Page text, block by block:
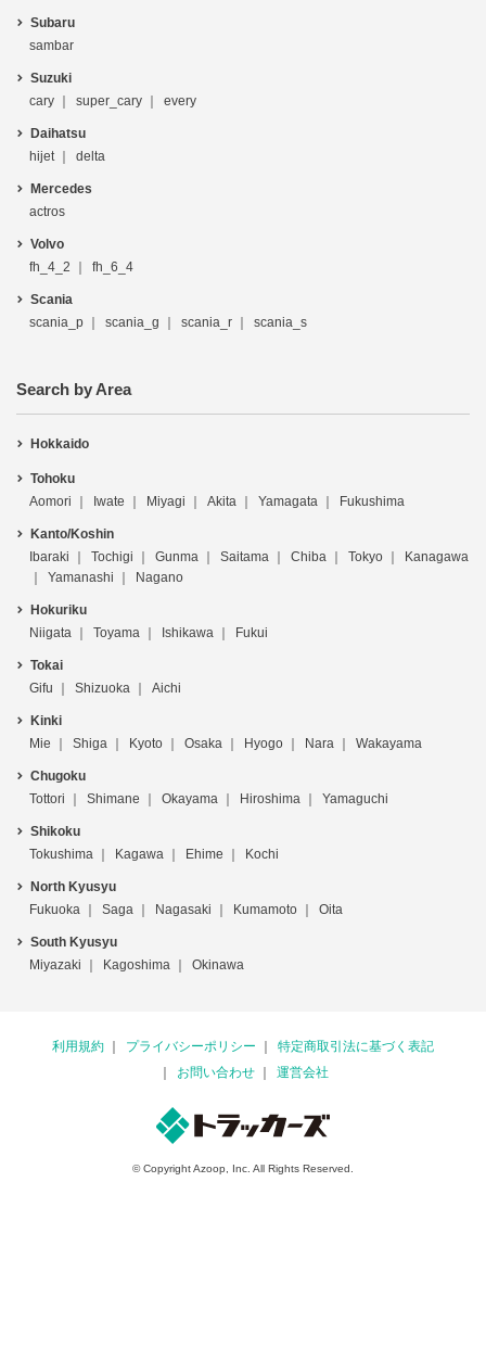
Subaru
sambar
Suzuki
cary
super_cary every
Daihatsu
hijet
delta
Mercedes
actros
Volvo
fh_4_2
fh_6_4
Scania
scania_p
scania_g scania_r scania_s
Search by Area
Hokkaido
Tohoku
Aomori
Iwate Miyagi Akita Yamagata Fukushima
Kanto/Koshin
Ibaraki
Tochigi Gunma Saitama Chiba Tokyo
Kanagawa
Yamanashi
Nagano
Hokuriku
Niigata
Toyama Ishikawa Fukui
Tokai
Gifu
Shizuoka Aichi
Kinki
Mie
Shiga Kyoto Osaka Hyogo Nara Wakayama
Chugoku
Tottori
Shimane Okayama Hiroshima Yamaguchi
Shikoku
Tokushima
Kagawa Ehime Kochi
North Kyusyu
Fukuoka
Saga Nagasaki Kumamoto Oita
South Kyusyu
Miyazaki
Kagoshima Okinawa
利用規約 プライバシーポリシー
特定商取引法に基づく表記
お問い合わせ
運営会社
© Copyright Azoop, Inc. All Rights Reserved.